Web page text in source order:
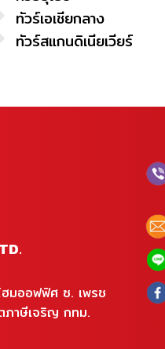
ทัวร์เอเชียกลาง
ทัวร์สแกนดิเนียเวียร์
ฮมออฟฟิศ ซ. เพรช
ภาษีเจริญ กทม.